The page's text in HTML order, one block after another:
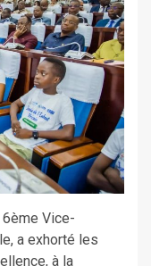
6ème Vice-
a exhorté les
à la